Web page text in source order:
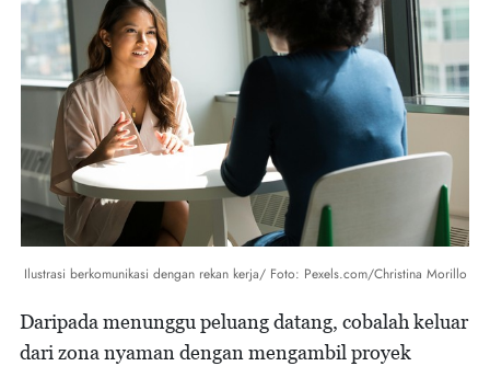
Ilustrasi berkomunikasi dengan rekan kerja/ Foto: Pexels.com/Christina Morillo
Daripada menunggu peluang datang, cobalah keluar
dari zona nyaman dengan mengambil proyek